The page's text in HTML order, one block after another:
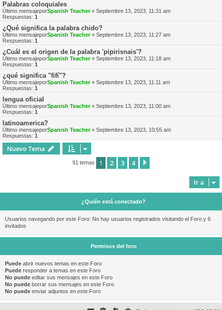
Palabras coloquiales
Último mensajeporSpanish Teacher« Septiembre 13, 2023, 11:31 am
Respuestas: 1
¿Qué significa la palabra chido?
Último mensajeporSpanish Teacher« Septiembre 13, 2023, 11:27 am
Respuestas: 1
¿Cuál es el origen de la palabra 'pipirisnais'?
Último mensajeporSpanish Teacher« Septiembre 13, 2023, 11:18 am
Respuestas: 1
¿qué significa "fifí"?
Último mensajeporSpanish Teacher« Septiembre 13, 2023, 11:11 am
Respuestas: 1
lengua oficial
Último mensajeporSpanish Teacher« Septiembre 13, 2023, 11:00 am
Respuestas: 1
latinoamerica?
Último mensajeporSpanish Teacher« Septiembre 13, 2023, 10:55 am
Respuestas: 1
Nuevo Tema
91 temas 1 2 3 4
Ir a
¿Quién está conectado?
Usuarios navegando por este Foro: No hay usuarios registrados visitando el Foro y 6
invitados
Permisos del foro
Puede abrir nuevos temas en este Foro
Puede responder a temas en este Foro
No puede editar sus mensajes en este Foro
No puede borrar sus mensajes en este Foro
No puede enviar adjuntos en este Foro